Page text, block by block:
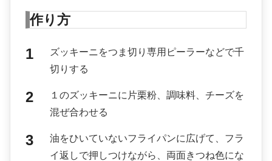
作り方
ズッキーニをつま切り専用ピーラーなどで千
切りする
１のズッキーニに片栗粉、調味料、チーズを
混ぜ合わせる
油をひいていないフライパンに広げて、フラ
イ返しで押しつけながら、両面きつね色にな